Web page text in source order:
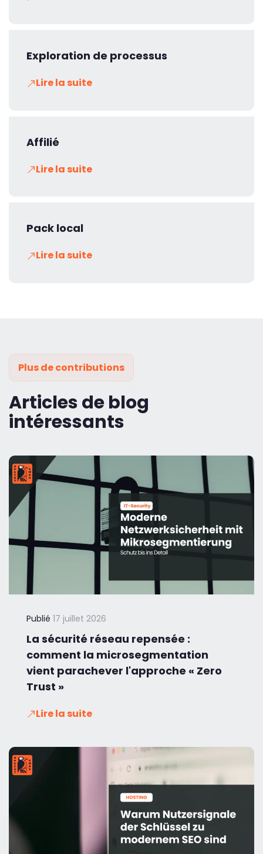
Exploration de processus
Lire la suite
Affilié
Lire la suite
Pack local
Lire la suite
Plus de contributions
Articles de blog
intéressants
Publié 17 juillet 2026
La sécurité réseau repensée :
comment la microsegmentation
vient parachever l'approche « Zero
Trust »
Lire la suite